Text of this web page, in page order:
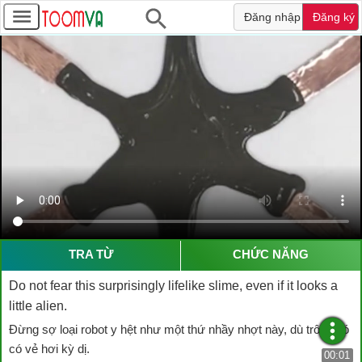
Đăng nhập Đăng ký
TRA TỪ CHỨC NĂNG
Do not fear this surprisingly lifelike slime, even if it looks a
little alien.
Đừng sợ loại robot y hệt như một thứ nhầy nhợt này, dù trông nó
có vẻ hơi kỳ dị.
00:01